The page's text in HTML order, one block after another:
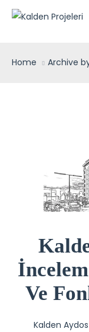
Home Archive
Ve
Kalden